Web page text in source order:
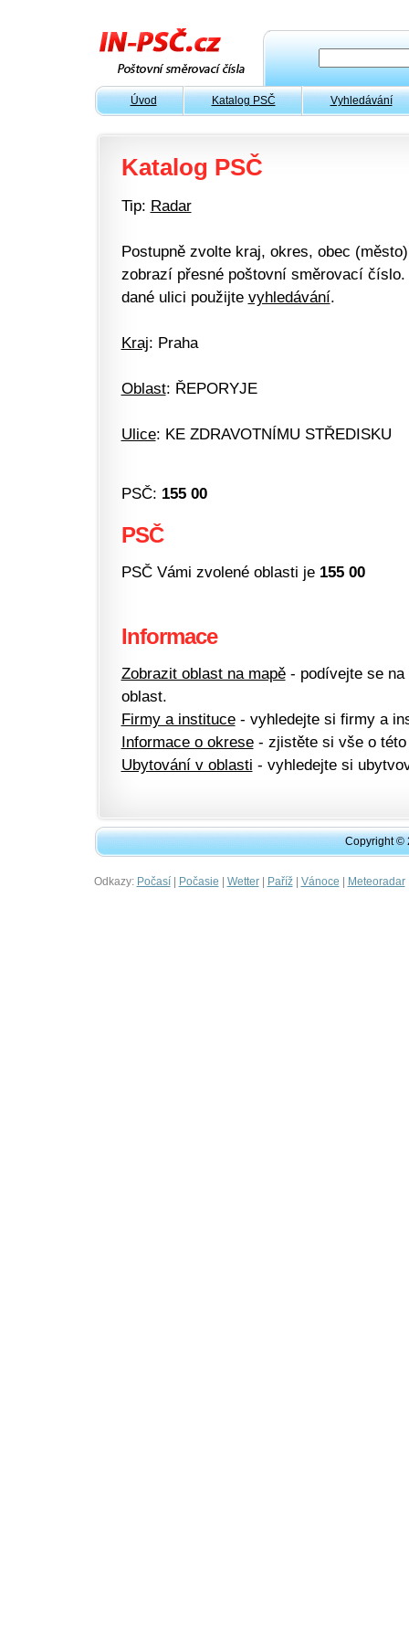
Úvod Katalog PSČ Vyhledávání
Katalog PSČ
Tip: Radar
Postupně zvolte kraj, okres, obec
zobrazí přesné poštovní směrovací
dané ulici použijte vyhledávání.
Kraj: Praha
Oblast: ŘEPORYJE
Ulice: KE ZDRAVOTNÍMU STŘEDISKU
PSČ: 155 00
PSČ
PSČ Vámi zvolené oblasti je 155 00
Informace
Zobrazit oblast na mapě- podívejte se na
oblast.
Firmy a instituce- vyhledejte si firmy a
Informace o okrese- zjistěte si vše o této
Ubytování v oblasti - vyhledejte si
Copyright ©
Odkazy: Počasí| Počasie | Wetter| Paříž| Vánoce | Meteoradar